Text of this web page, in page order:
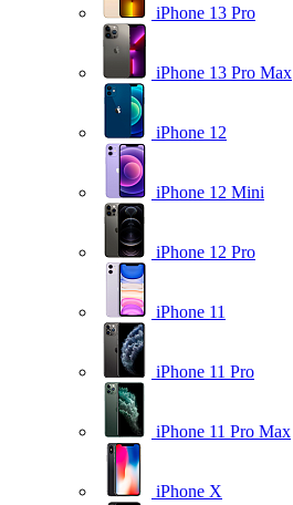
iPhone 13 Pro
iPhone 13 Pro Max
iPhone 12
iPhone 12 Mini
iPhone 12 Pro
iPhone 11
iPhone 11 Pro
iPhone 11 Pro Max
iPhone X